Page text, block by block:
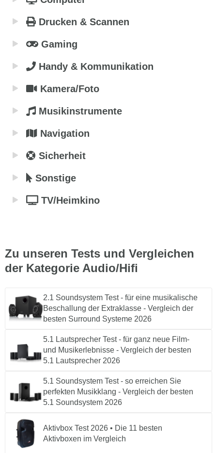
Drucken & Scannen
Gaming
Handy & Kommunikation
Kamera/Foto
Musikinstrumente
Navigation
Sicherheit
Sonstige
TV/Heimkino
Zu unseren Tests und Vergleichen
der Kategorie Audio/Hifi
2.1 Soundsystem Test - für eine musikalische
Beschallung der Extraklasse - Vergleich der
besten Surround Systeme 2026
5.1 Lautsprecher Test - für ganz neue Film-
und Musikerlebnisse - Vergleich der besten
5.1 Lautsprecher 2026
5.1 Soundsystem Test - so erreichen Sie
perfekten Musikklang - Vergleich der besten
5.1 Soundsystem 2026
Aktivbox Test 2026 • Die 11 besten
Aktivboxen im Vergleich